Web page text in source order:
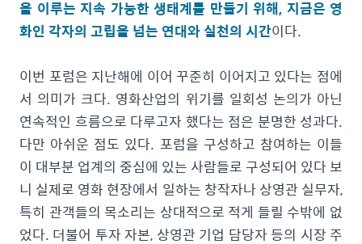
을 이루는 지속 가능한 생태계를 만들기 위해, 지금은 영
화인 각자의 고립을 넘는 연대와 실천의 시간이다.
이번 포럼은 지난해에 이어 꾸준히 이어지고 있다는 점에
서 의미가 크다. 영화산업의 위기를 일회성 논의가 아닌
연속적인 흐름으로 다루고자 했다는 점은 분명한 성과다.
다만 아쉬운 점도 있다. 포럼을 구성하고 참여하는 이들
이 대부분 업계의 중심에 있는 사람들로 구성되어 있다 보
니 실제로 영화 현장에서 일하는 창작자나 상영관 실무자,
특히 관객들의 목소리는 상대적으로 적게 들릴 수밖에 없
었다. 더불어 투자 자본, 상영관 기업 담당자 등의 시장 주